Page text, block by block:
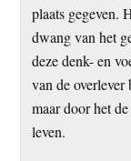
plaats gegeven.
dwang van het
deze denk- en
van de
maar door het
leven.